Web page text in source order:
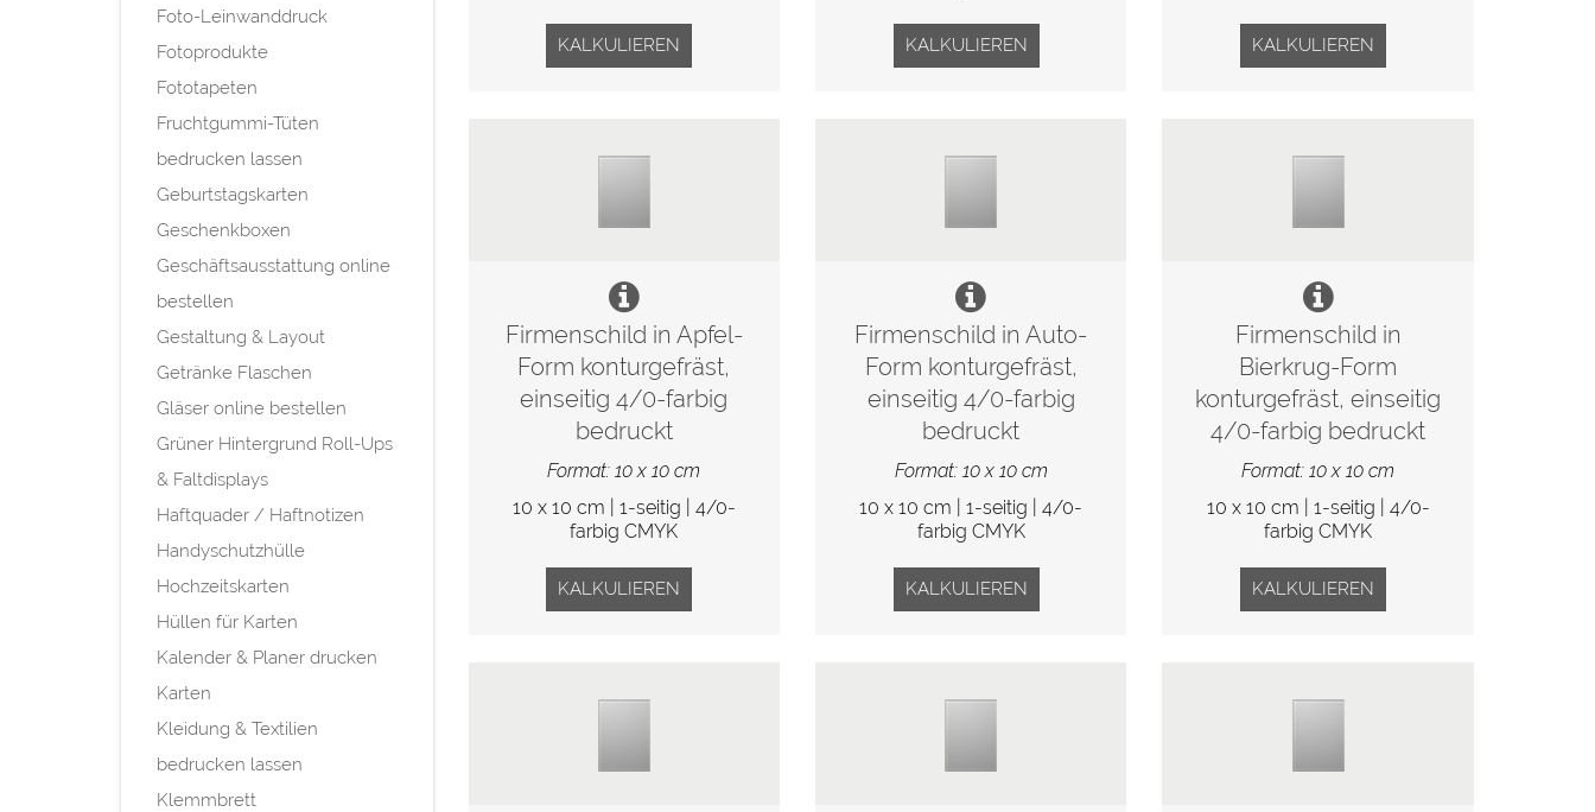
Foto-Leinwanddruck
Fotoprodukte
Fototapeten
Fruchtgummi-Tüten
bedrucken lassen
Geburtstagskarten
Geschenkboxen
Geschäftsausstattung online
bestellen
Gestaltung & Layout
Getränke Flaschen
Gläser online bestellen
Grüner Hintergrund Roll-Ups
& Faltdisplays
Haftquader / Haftnotizen
Handyschutzhülle
Hochzeitskarten
Hüllen für Karten
Kalender & Planer drucken
Karten
Kleidung & Textilien
bedrucken lassen
Klemmbrett
KALKULIEREN KALKULIEREN KALKULIEREN
Firmenschild in Apfel-
Form konturgefräst,
einseitig 4/0-farbig
bedruckt
Format: 10 x 10 cm
10 x 10 cm | 1-seitig | 4/0-
farbig CMYK
KALKULIEREN
Firmenschild in Auto-
Form konturgefräst,
einseitig 4/0-farbig
bedruckt
Format: 10 x 10 cm
10 x 10 cm | 1-seitig | 4/0-
farbig CMYK
KALKULIEREN
Firmenschild in
Bierkrug-Form
konturgefräst, einseitig
4/0-farbig bedruckt
Format: 10 x 10 cm
10 x 10 cm | 1-seitig | 4/0-
farbig CMYK
KALKULIEREN